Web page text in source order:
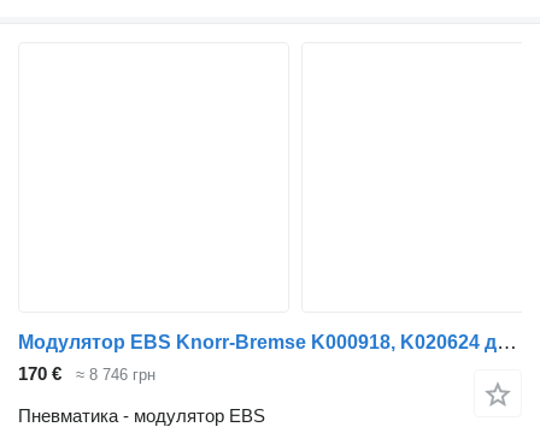
Модулятор EBS Knorr-Bremse K000918, K020624 для тягача Volvo FM7-FM12, FM, FMX, FH
170 € ≈ 8 746 грн
Пневматика - модулятор EBS